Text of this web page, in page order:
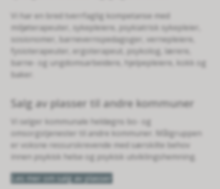
Vi har en bred tverrfaglig kompetanse med
miljøterapeuter, sykepleiere, psykiatrisk sykepleier,
sosionomer, barnevernspedagoger, vernepleiere,
fysioterapeuter, ergoterapeut, psykolog, lærere,
barne- og ungdomsarbeidere, hjelpepleiere, kokk og
baker.
Salg av plasser til andre kommuner
Vi selger kommunale heldøgns bo- og
omsorgstjenester til andre kommuner. Målgruppen
er voksne ressurskrevende med særskilte behov
innen psykisk helse og psykisk utviklingshemning.
Les mer om salg av plasser